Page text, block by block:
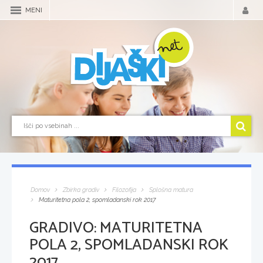
MENI
Domov Zbirka gradiv Filozofija
Splošna matura
Maturitetna pola 2, spomladanski rok 2017
GRADIVO:MATURITETNA
POLA 2, SPOMLADANSKI ROK